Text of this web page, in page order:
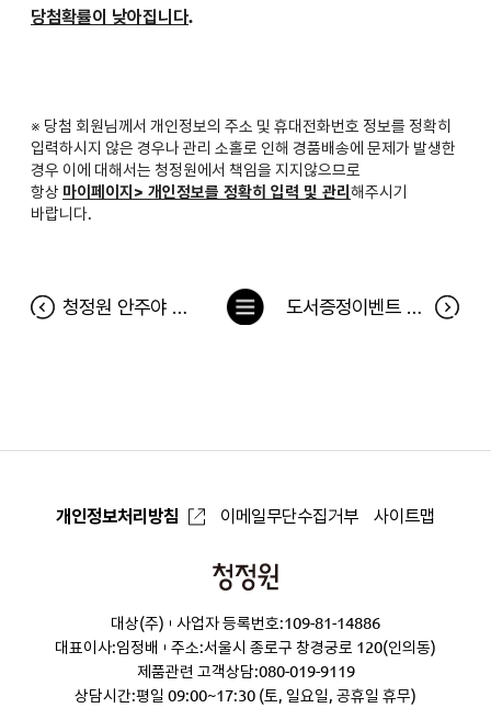
당첨확률이 낮아집니다.
※ 당첨 회원님께서 개인정보의 주소 및 휴대전화번호 정보를 정확히
입력하시지 않은 경우나 관리 소홀로 인해 경품배송에 문제가 발생한
경우 이에 대해서는 청정원에서 책임을 지지않으므로
항상 마이페이지> 개인정보를 정확히 입력 및 관리 해주시기
바랍니다.
청정원 안주야 상온 신제품 아이콘 찾기 이벤트 당첨자 도서증정이벤트 <우리 아이 정리교육법> 당첨자
목
개인정보처리방침 이메일무단수집거부 사이트맵
청
원
대상(주)
사업자 등록번호:109-81-14886
대표이사:임정배
주소:서울시 종로구 창경궁로 120(인의동)
제품관련 고객상담:080-019-9119
상담시간:평일 09:00~17:30 (토, 일요일, 공휴일 휴무)